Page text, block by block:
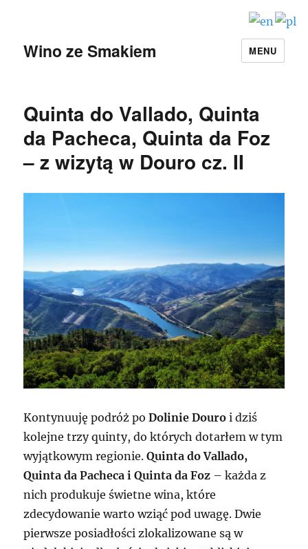
Wino ze Smakiem MENU
Quinta do Vallado, Quinta
da Pacheca, Quinta da Foz
– z wizytą w Douro cz. II
Kontynuuję podróż poDolinie Douroi dziś
kolejne trzy quinty, do których dotarłem w tym
wyjątkowym regionie.Quinta do Vallado,
Quinta da Pacheca i Quinta da Foz – każda z
nich produkuje świetne wina, które
zdecydowanie warto wziąć pod uwagę. Dwie
pierwsze posiadłości zlokalizowane są w